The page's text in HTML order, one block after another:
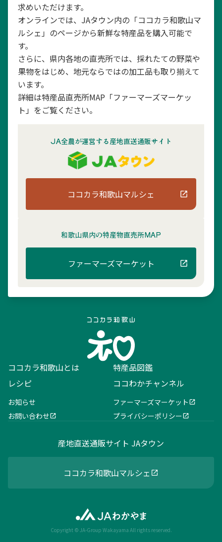
求めいただけます。
オンラインでは、JAタウン内の「ココカラ和歌山マ
ルシェ」のページから新鮮な特産品を購入可能で
す。
さらに、県内各地の直売所では、採れたての野菜や
果物をはじめ、地元ならではの加工品も取り揃えて
います。
詳細は特産品直売所MAP「ファーマーズマーケッ
ト」をご覧ください。
JA全農が運営する産地直送通販サイト
ココカラ和歌山マルシェ
和歌山県内の特産物直売所MAP
ファーマーズマーケット
ココカラ和歌山とは
特産品図鑑
レシピ
ココわかチャンネル
お知らせ
ファーマーズマーケット
お問い合わせ
プライバシーポリシー
産地直送通販サイト JAタウン
ココカラ和歌山マルシェ
Copyright © JA-Group Wakayama All rights reserved.